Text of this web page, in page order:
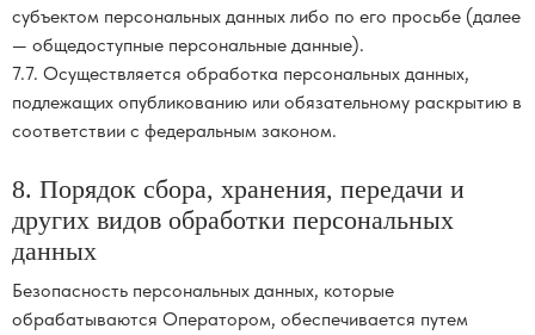
субъектом персональных данных либо по его просьбе (далее
— общедоступные персональные данные).
7.7. Осуществляется обработка персональных данных,
подлежащих опубликованию или обязательному раскрытию в
соответствии с федеральным законом.
8. Порядок сбора, хранения, передачи и
других видов обработки персональных
данных
Безопасность персональных данных, которые
обрабатываются Оператором, обеспечивается путем